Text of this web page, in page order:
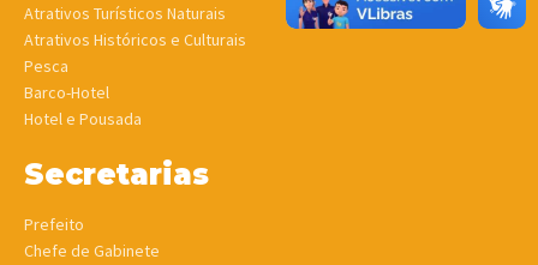
Atrativos Turísticos Naturais
Atrativos Históricos e Culturais
Pesca
Barco-Hotel
Hotel e Pousada
Secretarias
Prefeito
Chefe de Gabinete